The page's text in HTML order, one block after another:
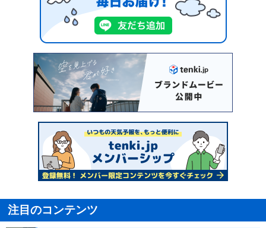
注目のコンテンツ